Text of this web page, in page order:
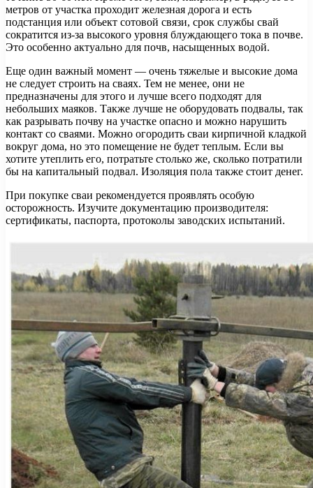
метров от участка проходит железная дорога и есть
подстанция или объект сотовой связи, срок службы свай
сократится из-за высокого уровня блуждающего тока в почве.
Это особенно актуально для почв, насыщенных водой.
Еще один важный момент — очень тяжелые и высокие дома
не следует строить на сваях. Тем не менее, они не
предназначены для этого и лучше всего подходят для
небольших маяков. Также лучше не оборудовать подвалы, так
как разрывать почву на участке опасно и можно нарушить
контакт со сваями. Можно огородить сваи кирпичной кладкой
вокруг дома, но это помещение не будет теплым. Если вы
хотите утеплить его, потратьте столько же, сколько потратили
бы на капитальный подвал. Изоляция пола также стоит денег.
При покупке сваи рекомендуется проявлять особую
осторожность. Изучите документацию производителя:
сертификаты, паспорта, протоколы заводских испытаний.